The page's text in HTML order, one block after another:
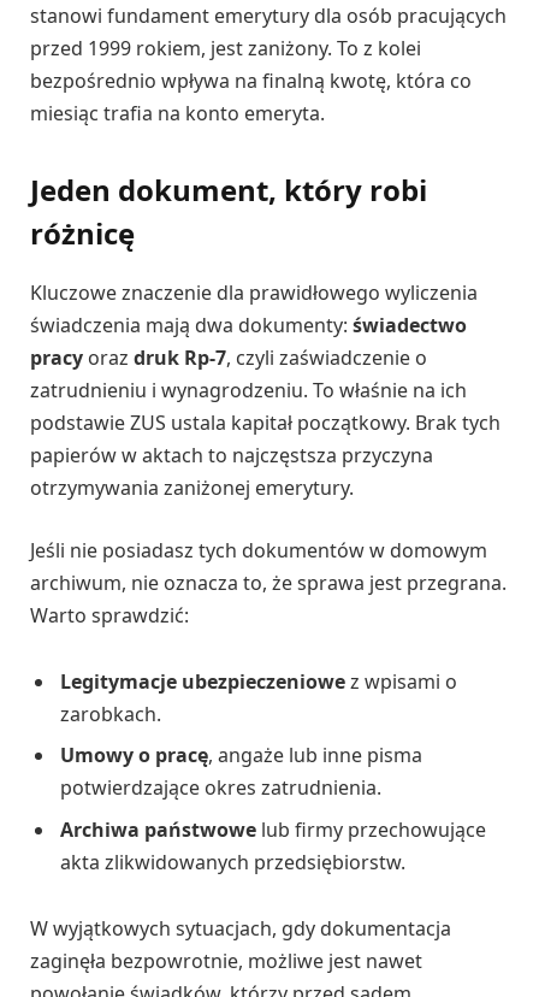
stanowi fundament emerytury dla osób pracujących
przed 1999 rokiem, jest zaniżony. To z kolei
bezpośrednio wpływa na finalną kwotę, która co
miesiąc trafia na konto emeryta.
Jeden dokument, który robi
różnicę
Kluczowe znaczenie dla prawidłowego wyliczenia
świadczenia mają dwa dokumenty: świadectwo
pracy oraz druk Rp-7, czyli zaświadczenie o
zatrudnieniu i wynagrodzeniu. To właśnie na ich
podstawie ZUS ustala kapitał początkowy. Brak tych
papierów w aktach to najczęstsza przyczyna
otrzymywania zaniżonej emerytury.
Jeśli nie posiadasz tych dokumentów w domowym
archiwum, nie oznacza to, że sprawa jest przegrana.
Warto sprawdzić:
Legitymacje ubezpieczeniowez wpisami o
zarobkach.
Umowy o pracę, angaże lub inne pisma
potwierdzające okres zatrudnienia.
Archiwa państwowe lub firmy przechowujące
akta zlikwidowanych przedsiębiorstw.
W wyjątkowych sytuacjach, gdy dokumentacja
zaginęła bezpowrotnie, możliwe jest nawet